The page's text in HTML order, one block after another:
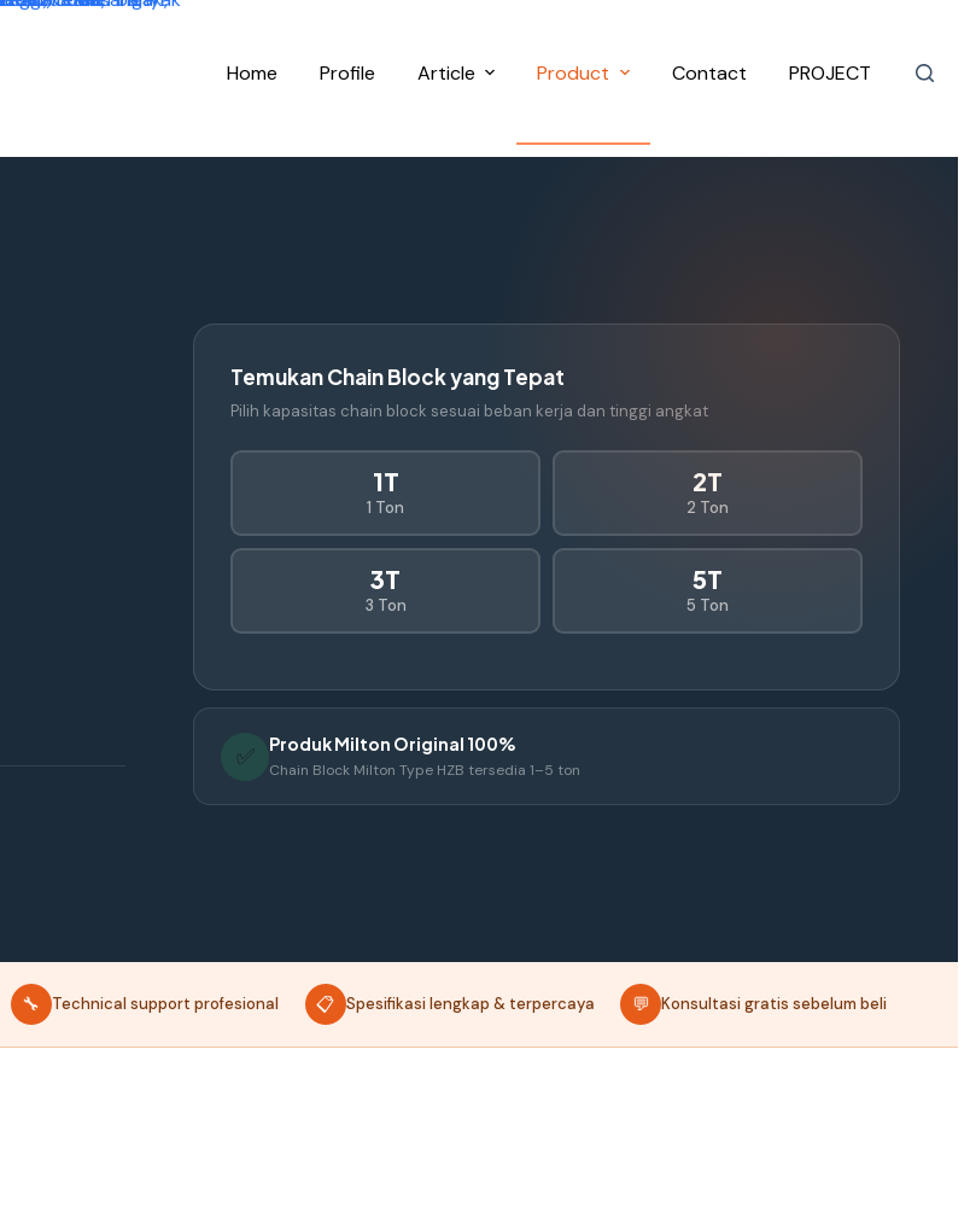
Home Profile Article Product Contact PROJECT
Temukan Chain Block yang Tepat
Pilih kapasitas chain block sesuai beban kerja dan tinggi angkat
1T
1 Ton
2T
2 Ton
3T
3 Ton
5T
5 Ton
✅ Produk Milton Original 100%
Chain Block Milton Type HZB tersedia 1–5 ton
🔧 Technical support profesional 📋 Spesifikasi lengkap & terpercaya 💬 Konsultasi gratis sebelum beli